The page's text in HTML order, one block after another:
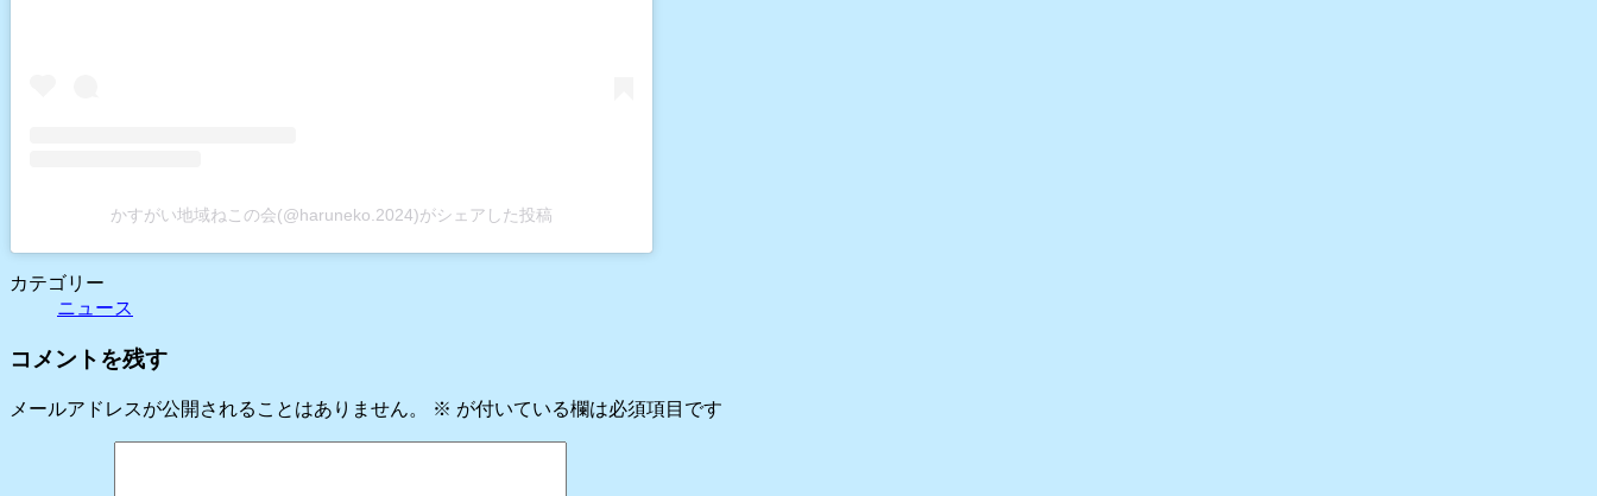
かすがい地域ねこの会(@haruneko.2024)がシェアした投稿
カテゴリー
ニュース
コメントを残す
メールアドレスが公開されることはありません。 ※ が付いている欄は必須項目です